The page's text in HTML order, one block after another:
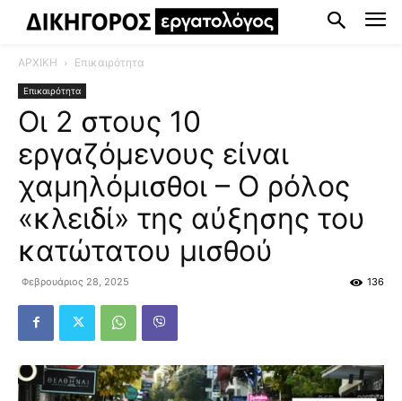
ΑΡΧΙΚΗ Επικαιρότητα
Επικαιρότητα
Οι 2 στους 10
εργαζόμενους είναι
χαμηλόμισθοι – Ο ρόλος
«κλειδί» της αύξησης του
κατώτατου μισθού
Φεβρουάριος 28, 2025 136